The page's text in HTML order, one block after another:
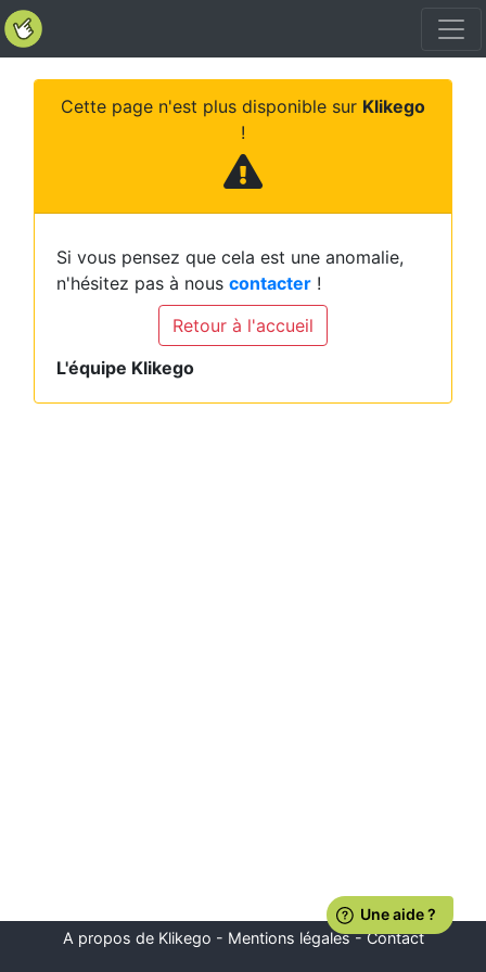
Cette page n'est plus disponible sur Klikego
!
Si vous pensez que cela est une anomalie,
n'hésitez pas à nous contacter !
Retour à l'accueil
L'équipe Klikego
A propos de Klikego - Mentions légales-Contact